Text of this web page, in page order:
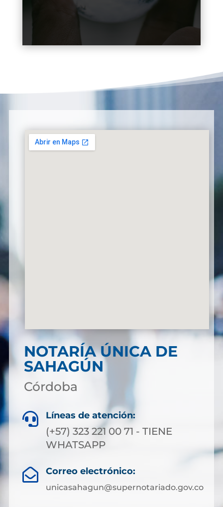
NOTARÍA ÚNICA DE
SAHAGÚN
Córdoba
 Líneas de atención:
(+57) 323 221 00 71 - TIENE
WHATSAPP
 Correo electrónico:
unicasahagun@supernotariado.gov.co